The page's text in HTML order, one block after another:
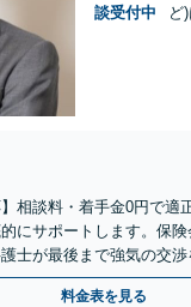
談受付中
ど
】相談料・着手金0円で適
にサポートします。保険
士が最後まで強気の交
ください。
料金表を見る